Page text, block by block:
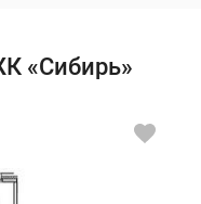
«Сибирь»